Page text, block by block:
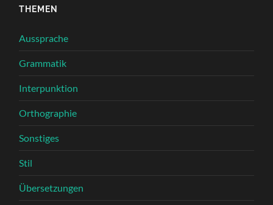
THEMEN
Aussprache
Grammatik
Interpunktion
Orthographie
Sonstiges
Stil
Übersetzungen